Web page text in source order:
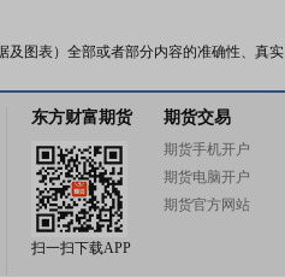
及图表）全部或者部分内容的准确性、真实
东方财富期货
扫一扫下载APP
期货交易
期货手机开户
期货电脑开户
期货官方网站